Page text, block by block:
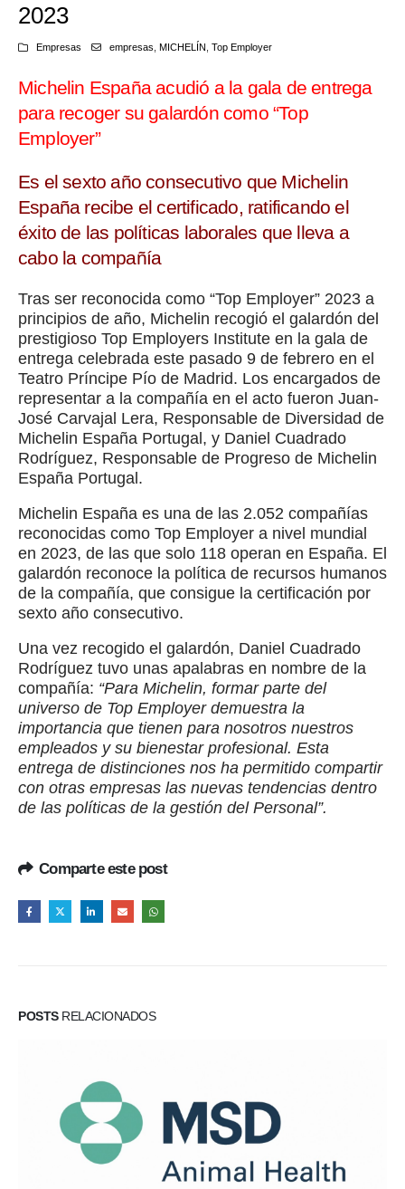
2023
Empresas empresas MICHELÍN Top Employer
Michelin España acudió a la gala de entrega
para recoger su galardón como “Top
Employer”
Es el sexto año consecutivo que Michelin
España recibe el certificado, ratificando el
éxito de las políticas laborales que lleva a
cabo la compañía
Tras ser reconocida como “Top Employer” 2023 a
principios de año, Michelin recogió el galardón del
prestigioso Top Employers Institute en la gala de
entrega celebrada este pasado 9 de febrero en el
Teatro Príncipe Pío de Madrid. Los encargados de
representar a la compañía en el acto fueron Juan-
José Carvajal Lera, Responsable de Diversidad de
Michelin España Portugal, y Daniel Cuadrado
Rodríguez, Responsable de Progreso de Michelin
España Portugal.
Michelin España es una de las 2.052 compañías
reconocidas como Top Employer a nivel mundial
en 2023, de las que solo 118 operan en España. El
galardón reconoce la política de recursos humanos
de la compañía, que consigue la certificación por
sexto año consecutivo.
Una vez recogido el galardón, Daniel Cuadrado
Rodríguez tuvo unas apalabras en nombre de la
compañía: “Para Michelin, formar parte del
universo de Top Employer demuestra la
importancia que tienen para nosotros nuestros
empleados y su bienestar profesional. Esta
entrega de distinciones nos ha permitido compartir
con otras empresas las nuevas tendencias dentro
de las políticas de la gestión del Personal”.
Comparte este post
POSTSRELACIONADOS